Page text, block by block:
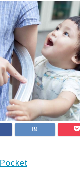
Pocket